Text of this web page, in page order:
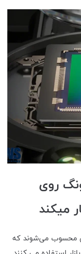
روی
محسوب می‌شوند که